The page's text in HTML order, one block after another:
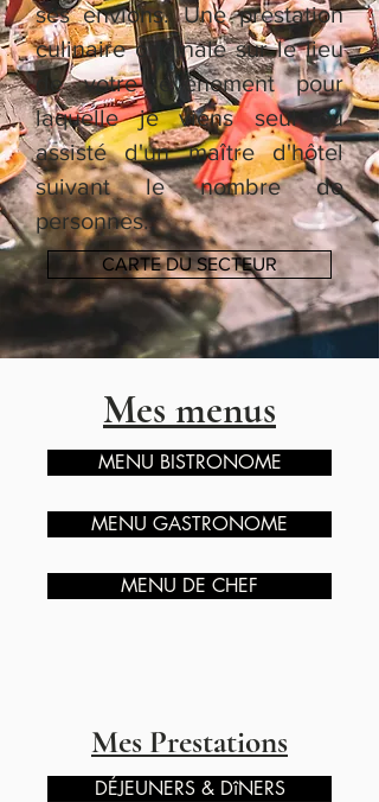
ses envions. Une prestation
culinaire originale sur le lieu
de votre évènement pour
laquelle je viens seul ou
assisté d'un maître d'hôtel
suivant le nombre de
personnes.
CARTE DU SECTEUR
Mes menus
MENU BISTRONOME
MENU GASTRONOME
MENU DE CHEF
Mes Prestations
DÉJEUNERS & DîNERS